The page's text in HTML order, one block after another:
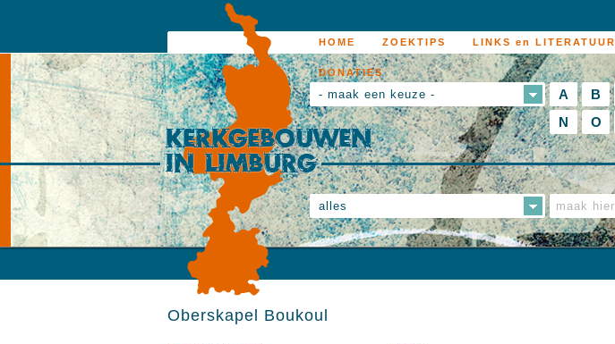
HOME ZOEKTIPS LINKS en LITERATUUR
DONATIES
- maak een keuze - A B
N
O
alles
Oberskapel Boukoul